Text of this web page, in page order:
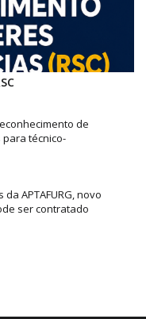
de
para técnico-
APTAFURG, novo
ser contratado